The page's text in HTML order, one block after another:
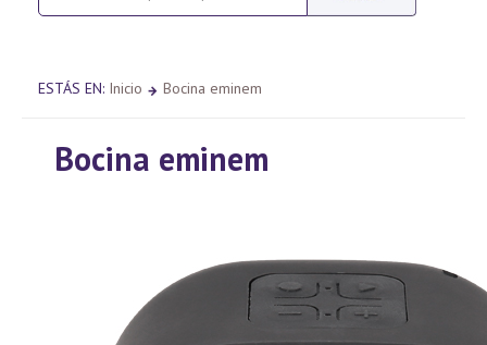
ESTÁS EN: Inicio Bocina eminem
Bocina eminem